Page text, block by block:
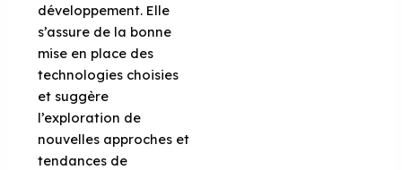
développement. Elle
s’assure de la bonne
mise en place des
technologies choisies
et suggère
l’exploration de
nouvelles approches et
tendances de